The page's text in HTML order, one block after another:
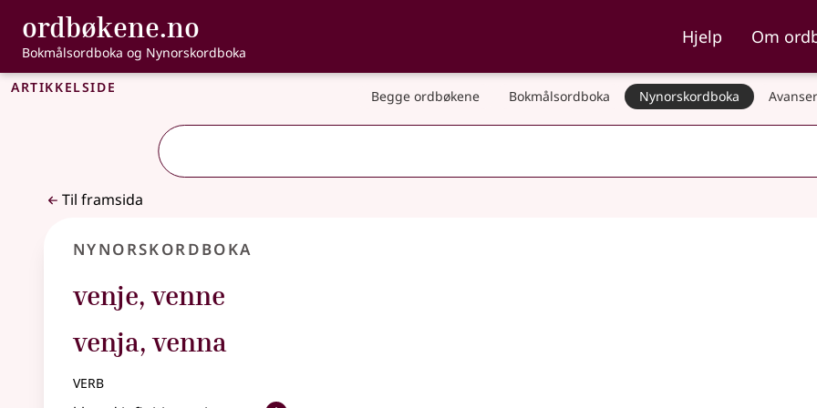
Gå til hovudinnhald
Tilgjenge
ordbøkene.no , Bokmålsordboka og Nynorskordboka
Bokmålsordboka og Nynorskordboka
Hjelp Om
Artikkelside Begge ordbøkene Bokmålsordboka Nynorskordboka
Til framsida
Nynorskordboka
venje,venne
venja, venna
verb